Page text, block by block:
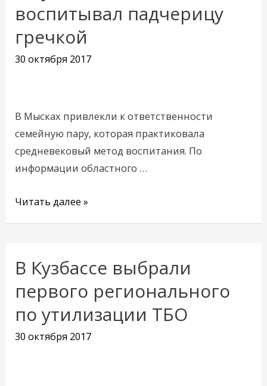
воспитывал падчерицу
гречкой
30 октября 2017
В Мысках привлекли к ответственности
семейную пару, которая практиковала
средневековый метод воспитания. По
информации областного …
Кузбассе
отчим
воспитывал
падчерицу
Читать далее »
В Кузбассе выбрали
первого регионального
по утилизации ТБО
30 октября 2017
В
Кузбассе
выбрали
первого
регионального